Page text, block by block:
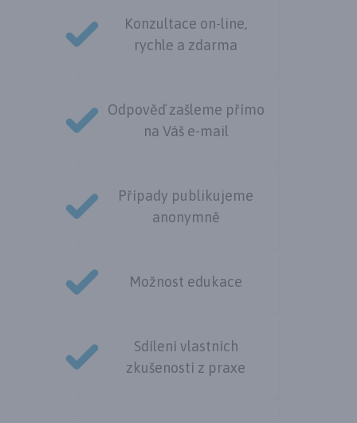
Konzultace on-line,
rychle a zdarma
Odpověď zašleme přímo
na Váš e-mail
Případy publikujeme
anonymně
Možnost edukace
Sdílení vlastních
zkušeností z praxe